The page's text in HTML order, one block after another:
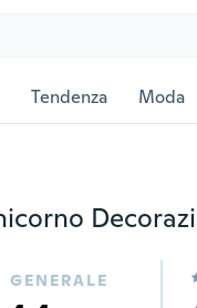
Tendenza Moda
GENERALE